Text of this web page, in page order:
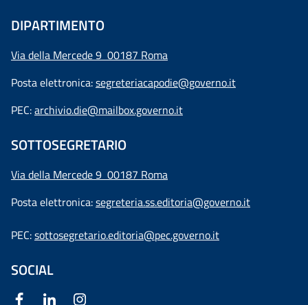
DIPARTIMENTO
Via della Mercede 9 00187 Roma
Posta elettronica:segreteriacapodie@governo.it
PEC:archivio.die@mailbox.governo.it
SOTTOSEGRETARIO
Via della Mercede 9 00187 Roma
Posta elettronica:segreteria.ss.editoria@governo.it
PEC:sottosegretario.editoria@pec.governo.it
SOCIAL